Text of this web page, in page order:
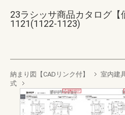
23ラシッサ商品カタログ【
1121(1122-1123)
納まり図【CADリンク付】 室内建
式